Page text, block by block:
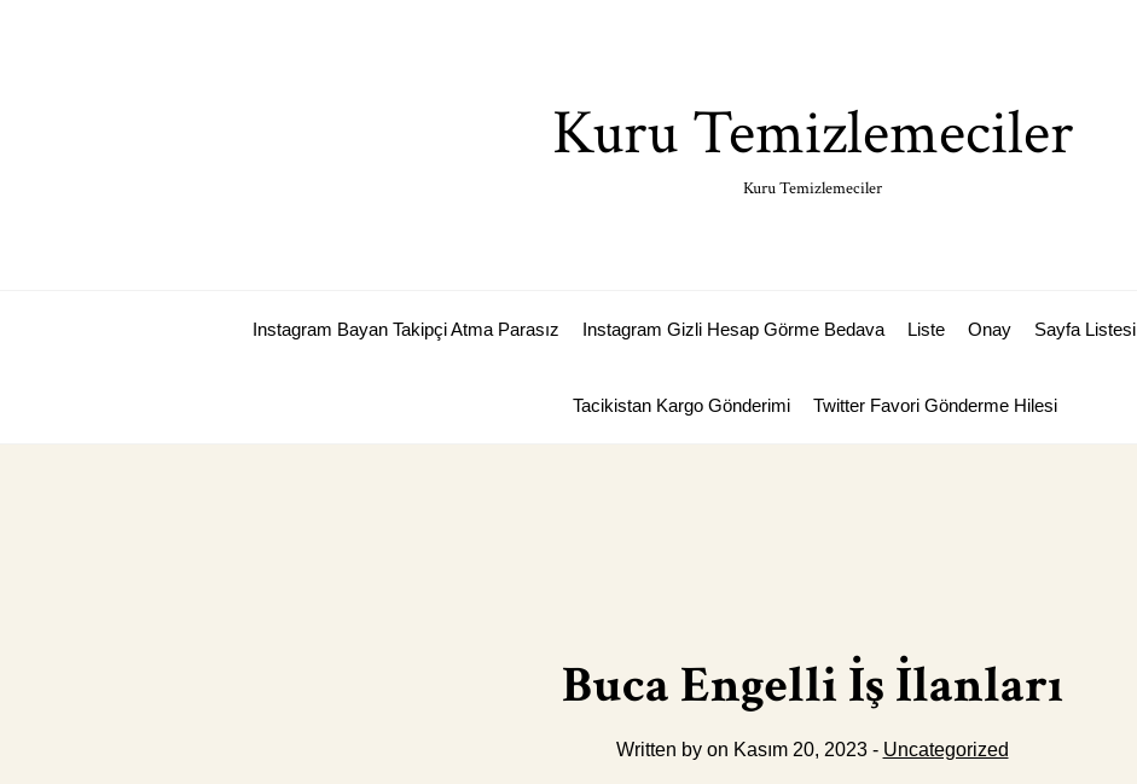
Kuru Temizlemeciler
Kuru Temizlemeciler
Instagram Bayan Takipçi Atma Parasız Instagram Gizli Hesap Görme Bedava Liste Onay Sayfa Listesi
Tacikistan Kargo Gönderimi Twitter Favori Gönderme Hilesi
Buca Engelli İş İlanları
Written by on Kasım 20, 2023 - Uncategorized